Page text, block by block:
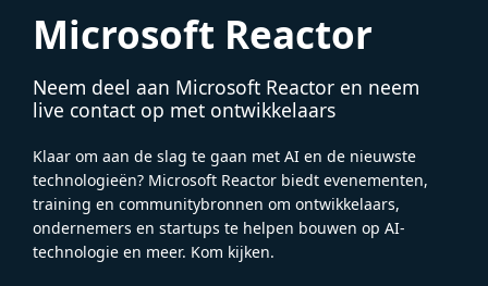
Microsoft Reactor
Neem deel aan Microsoft Reactor en neem
live contact op met ontwikkelaars
Klaar om aan de slag te gaan met AI en de nieuwste
technologieën? Microsoft Reactor biedt evenementen,
training en communitybronnen om ontwikkelaars,
ondernemers en startups te helpen bouwen op AI-
technologie en meer. Kom kijken.